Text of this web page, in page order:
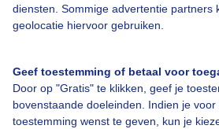
diensten. Sommige advertentie partners
geolocatie hiervoor gebruiken.
Geef toestemming of betaal voor
Door op "Gratis" te klikken, geef je
bovenstaande doeleinden. Indien je
toestemming wenst te geven, kun je
Bedrijfsgegevens
Contact
Toegankelijkheid